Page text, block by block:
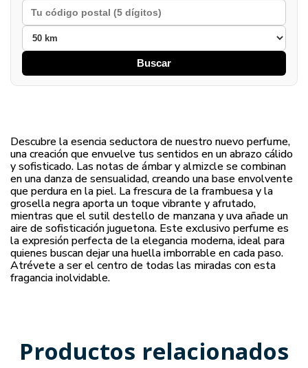
Buscar
Descubre la esencia seductora de nuestro nuevo perfume,
una creación que envuelve tus sentidos en un abrazo cálido
y sofisticado. Las notas de ámbar y almizcle se combinan
en una danza de sensualidad, creando una base envolvente
que perdura en la piel. La frescura de la frambuesa y la
grosella negra aporta un toque vibrante y afrutado,
mientras que el sutil destello de manzana y uva añade un
aire de sofisticación juguetona. Este exclusivo perfume es
la expresión perfecta de la elegancia moderna, ideal para
quienes buscan dejar una huella imborrable en cada paso.
Atrévete a ser el centro de todas las miradas con esta
fragancia inolvidable.
Productos relacionados